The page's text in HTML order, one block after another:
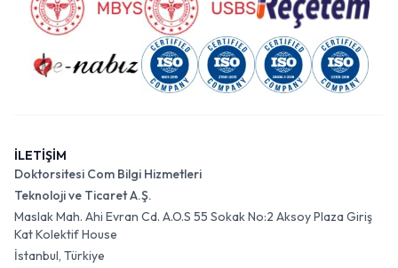
İLETİŞİM
Doktorsitesi Com Bilgi Hizmetleri
Teknoloji ve Ticaret A.Ş.
Maslak Mah. Ahi Evran Cd. A.O.S 55 Sokak No:2 Aksoy Plaza Giriş
Kat Kolektif House
İstanbul, Türkiye